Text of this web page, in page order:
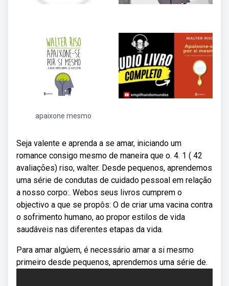
apaixone mesmo
Seja valente e aprenda a se amar, iniciando um
romance consigo mesmo de maneira que o. 4. 1 ( 42
avaliações) riso, walter. Desde pequenos, aprendemos
uma série de condutas de cuidado pessoal em relação
a nosso corpo:. Webos seus livros cumprem o
objectivo a que se propôs: O de criar uma vacina contra
o sofrimento humano, ao propor estilos de vida
saudáveis nas diferentes etapas da vida.
Para amar algúem, é necessário amar a si mesmo
primeiro desde pequenos, aprendemos uma série de.